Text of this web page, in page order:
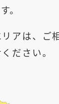
。
リアは、ご
ださい。